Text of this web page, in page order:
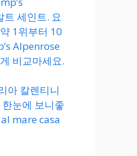
세인트. 요
1위부터 10
Alpenrose
비교마세요.
아 칼렌티니
눈에 보니좋
mare casa